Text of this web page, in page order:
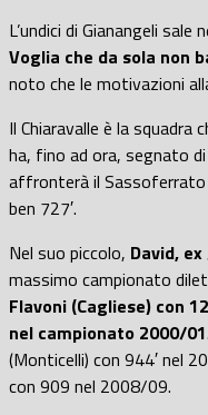
L’undici di Gianangeli
Voglia che da sola non
noto che le motivazioni
Il Chiaravalle è la squadra
ha, fino ad ora, segnato
affronterà il
ben 727′.
Nel suo piccolo, David,
massimo campionato
Flavoni (Cagliese) con
nel campionato 2000/01
(Monticelli) con 944′ nel
con 909 nel 2008/09.